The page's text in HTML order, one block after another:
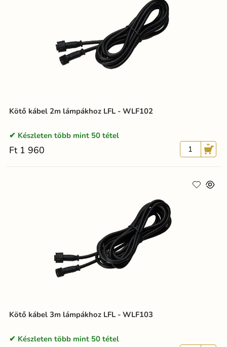
Kötő kábel 2m lámpákhoz LFL - WLF102
Készleten több mint 50 tétel
Ft 1 960
Kötő kábel 3m lámpákhoz LFL - WLF103
Készleten több mint 50 tétel